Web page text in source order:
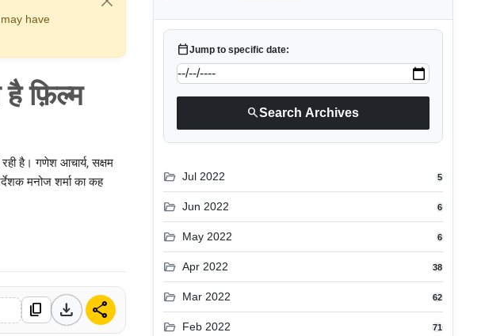
have
फ़िल्म
है। गणेश आचार्य, सक्षम
मनोज शर्मा का कह
content_copy download share
calendar_todayJump to specific date:
searchSearch Archives
folder_open Jul 2022 5
folder_open Jun 2022 6
folder_open May 2022 6
folder_open Apr 2022 38
folder_open Mar 2022 62
folder_open Feb 2022 71